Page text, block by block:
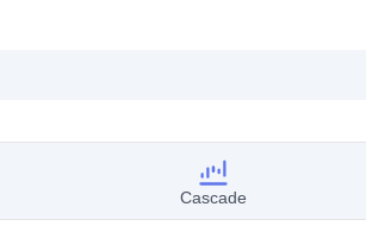
Cascade